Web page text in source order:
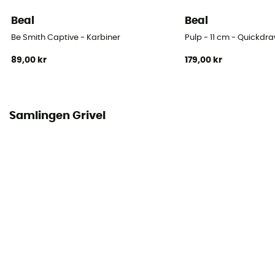
Öppningens diameter
20 mm
Certifiering
Konformitetsförklaring
Visa överensstämmelseförklaringen
Beal
Be Smith Captive - Karbiner
89,00 kr
Beal
Pulp - 11 cm -
179,00 kr
Samlingen Grivel